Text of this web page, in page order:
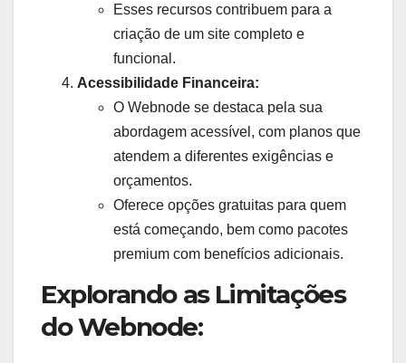
Esses recursos contribuem para a
criação de um site completo e
funcional.
Acessibilidade Financeira:
O Webnode se destaca pela sua
abordagem acessível, com planos que
atendem a diferentes exigências e
orçamentos.
Oferece opções gratuitas para quem
está começando, bem como pacotes
premium com benefícios adicionais.
Explorando as Limitações
do Webnode: